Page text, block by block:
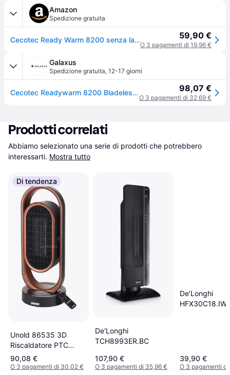
Amazon
Spedizione gratuita
Cecotec Ready Warm 8200 senza lama riscaldatore a basso consumo potenza 1500 W, telecomando, display LED, touch control, 3 modalità, oscillazione 60º, timer, sistema di sicurezza triplo, 5370 59,90 €
O 3 pagamenti di 19,96 €
Galaxus
Spedizione gratuita, 12-17 giorni
Cecotec Readywarm 8200 Bladeless, Termoventilatore, Nero, Bianco 98,07 €
O 3 pagamenti di 32,69 €
Prodotti correlati
Abbiamo selezionato una serie di prodotti che potrebbero
interessarti. Mostra tutto
Di tendenza
Unold 86535 3D
Riscaldatore PTC
1800 W
90,08 €
O 3 pagamenti di 30,02 €
De'Longhi
TCH8993ER.BC
107,90 €
O 3 pagamenti di 35,96 €
De'Longhi
HFX30C18.IW
39,90 €
O 3 pagamenti